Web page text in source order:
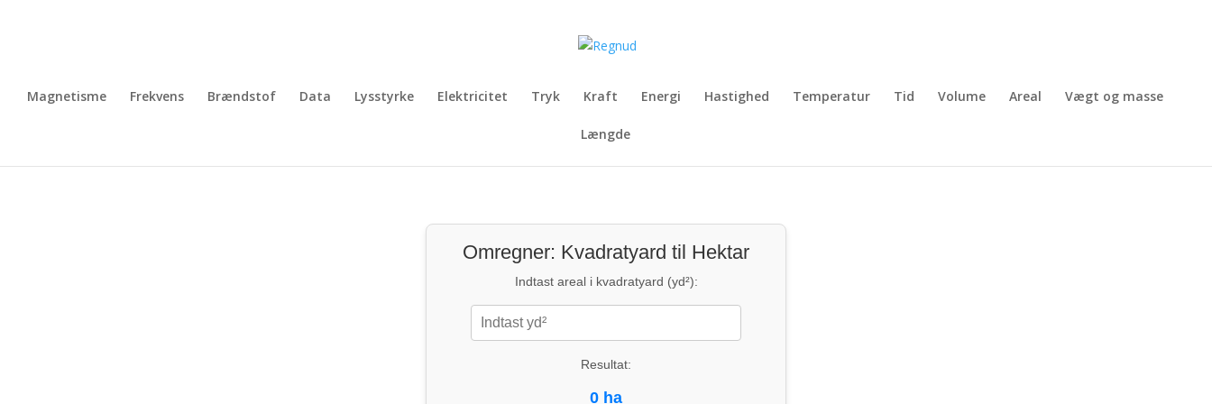
Magnetisme Frekvens Brændstof Data Lysstyrke Elektricitet Tryk Kraft Energi Hastighed Temperatur Tid Volume Areal Vægt og masse
Længde
Omregner: Kvadratyard til Hektar
Indtast areal i kvadratyard (yd²):
Resultat:
0 ha